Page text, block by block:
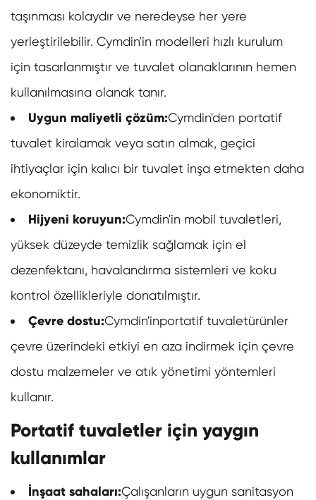
taşınması kolaydır ve neredeyse her yere
yerleştirilebilir. Cymdin'in modelleri hızlı kurulum
için tasarlanmıştır ve tuvalet olanaklarının hemen
kullanılmasına olanak tanır.
Uygun maliyetli çözüm:Cymdin'den portatif
tuvalet kiralamak veya satın almak, geçici
ihtiyaçlar için kalıcı bir tuvalet inşa etmekten daha
ekonomiktir.
Hijyeni koruyun:Cymdin'in mobil tuvaletleri,
yüksek düzeyde temizlik sağlamak için el
dezenfektanı, havalandırma sistemleri ve koku
kontrol özellikleriyle donatılmıştır.
Çevre dostu:Cymdin'inportatif tuvaletürünler
çevre üzerindeki etkiyi en aza indirmek için çevre
dostu malzemeler ve atık yönetimi yöntemleri
kullanır.
Portatif tuvaletler için yaygın
kullanımlar
İnşaat sahaları:Çalışanların uygun sanitasyon